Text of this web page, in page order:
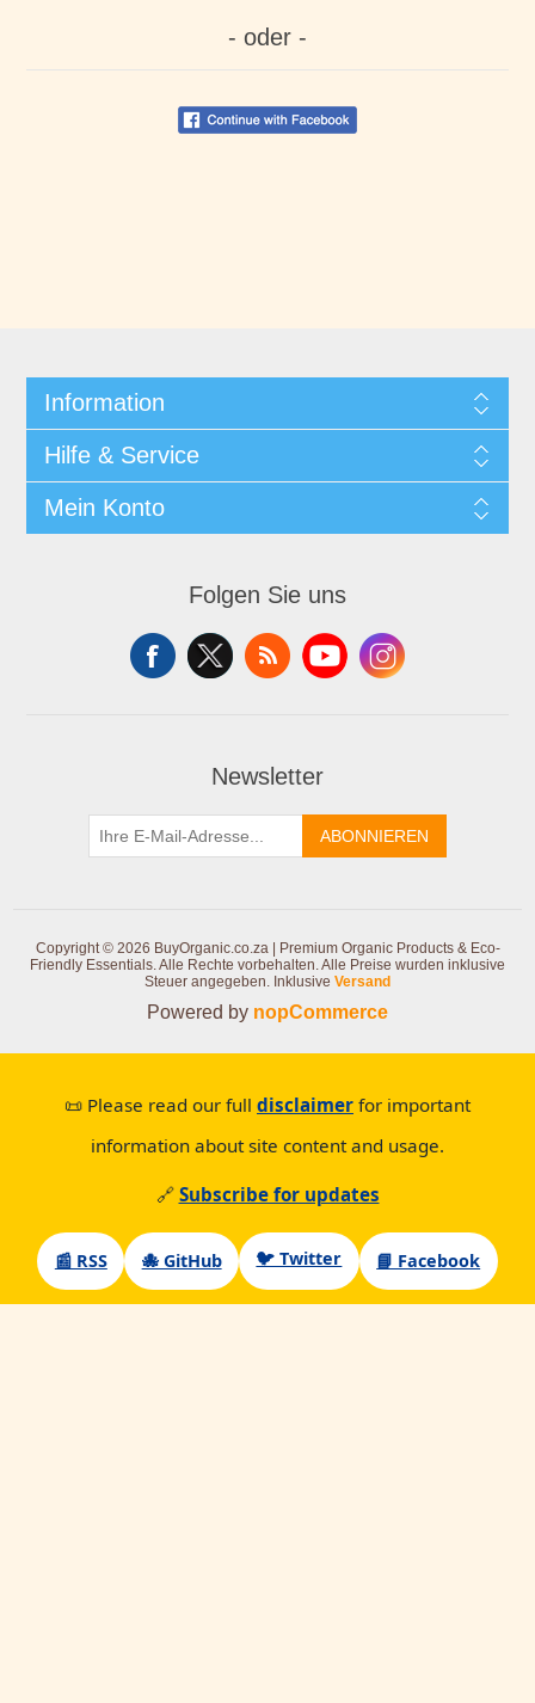
- oder -
Information
Hilfe & Service
Mein Konto
Folgen Sie uns
Newsletter
ABONNIEREN
Copyright © 2026 BuyOrganic.co.za | Premium Organic Products & Eco-
Friendly Essentials. Alle Rechte vorbehalten.Alle Preise wurden inklusive
Steuer angegeben. Inklusive Versand
Powered by nopCommerce
📜 Please read our full disclaimer for important
information about site content and usage.
🔗 Subscribe for updates
📰 RSS 🐙 GitHub 🐦 Twitter 📘 Facebook